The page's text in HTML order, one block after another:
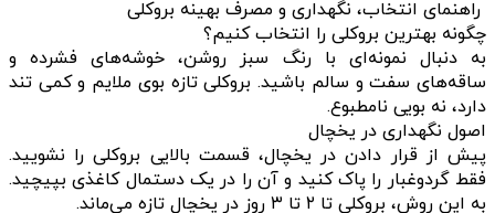
راهنمای انتخاب، نگهداری و مصرف بهینه بروکلی
چگونه بهترین بروکلی را انتخاب کنیم؟
به دنبال نمونه‌ای با رنگ سبز روشن، خوشه‌های فشرده و
ساقه‌های سفت و سالم باشید. بروکلی تازه بوی ملایم و کمی تند
دارد، نه بویی نامطبوع.
اصول نگهداری در یخچال
پیش از قرار دادن در یخچال، قسمت بالایی بروکلی را نشویید.
فقط گردوغبار را پاک کنید و آن را در یک دستمال کاغذی بپیچید.
به این روش، بروکلی تا ۲ تا ۳ روز در یخچال تازه می‌ماند.